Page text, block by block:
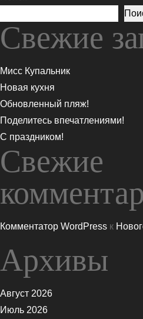
Свежие
Мисс Купальник
Новая кухня
Обновленный пляж!
Поделитесь впечатлениями!
С праздником!
Свежие
Комментатор WordPress к
Архивы
Август 2026
Июль 2026